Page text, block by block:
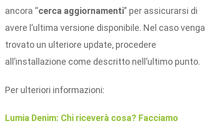
ancora “cerca aggiornamenti” per assicurarsi di
avere l’ultima versione disponibile. Nel caso venga
trovato un ulteriore update, procedere
all’installazione come descritto nell’ultimo punto.
Per ulteriori informazioni:
Lumia Denim: Chi riceverà cosa? Facciamo